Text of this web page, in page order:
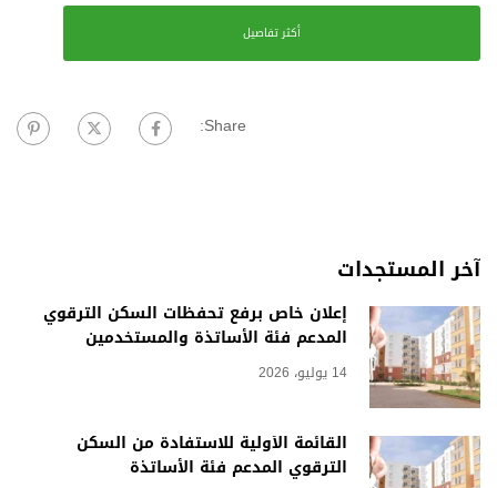
أكثر تفاصيل
Share:
آخر المستجدات
إعلان خاص برفع تحفظات السكن الترقوي
المدعم فئة الأساتذة والمستخدمين
14 يوليو، 2026
القائمة الأولية للاستفادة من السكن
الترقوي المدعم فئة الأساتذة